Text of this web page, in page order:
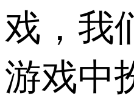
戏，我
游戏中